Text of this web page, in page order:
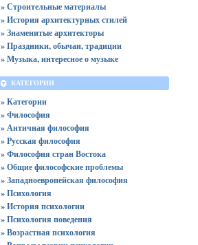
» Строительные материалы
» История архитектурных стилей
» Знаменитые архитекторы
» Праздники, обычаи, традиции
» Музыка, интересное о музыке
КАТЕГОРИИ
» Категории
» Философия
» Античная философия
» Русская философия
» Философия стран Востока
» Общие философские проблемы
» Западноевропейская философия
» Психология
» История психологии
» Психология поведения
» Возрастная психология